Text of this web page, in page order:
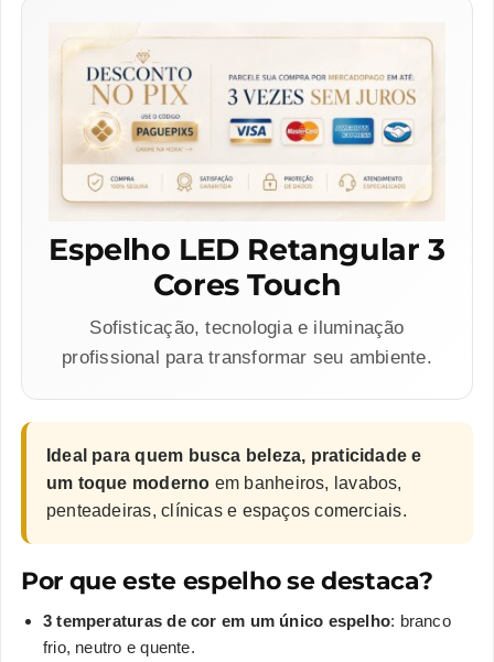
Espelho LED Retangular 3
Cores Touch
Sofisticação, tecnologia e iluminação
profissional para transformar seu ambiente.
Ideal para quem busca beleza, praticidade e
um toque moderno em banheiros, lavabos,
penteadeiras, clínicas e espaços comerciais.
Por que este espelho se destaca?
3 temperaturas de cor em um único espelho: branco
frio, neutro e quente.